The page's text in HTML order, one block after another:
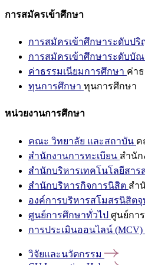
การสมัครเข้าศึกษา
การสมัครเข้าศึกษาระดับ
การสมัครเข้าศึกษาระดับบั
ค่าธรรมเนียมการศึกษา ค่า
ทุนการศึกษา ทุนการศึกษา
หน่วยงานการศึกษา
คณะ วิทยาลัย และสถาบัน ค
สำนักงานการทะเบียน สำนัก
สำนักบริหารเทคโนโลยีสาร
สำนักบริหารกิจการนิสิต สำ
องค์การบริหารสโมสรนิสิตจุ
ศูนย์การศึกษาทั่วไป ศูนย์กา
การประเมินออนไลน์ (MCV)
วิจัยและนวัตกรรม